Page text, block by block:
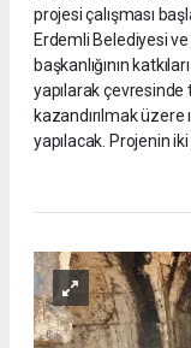
projesi çalışması
Erdemli Belediyesi
başkanlığının
yapılarak çevresinde
kazandırılmak üzere
yapılacak. Projenin